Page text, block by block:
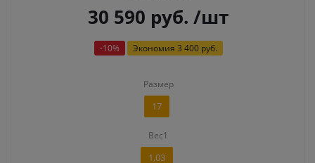
30 590 руб. /шт
-10% Экономия 3 400 руб.
Размер
17
Вес1
1,03